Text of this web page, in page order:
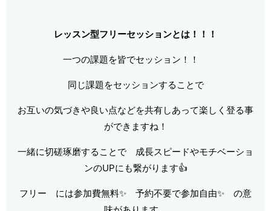
レッスン型フリーセッションとは！！！
一つの課題を皆でセッション！！
同じ課題をセッションすることで
お互いの気づきや良い点などを共有しあって楽しく登る事
ができますね！
一緒に切磋琢磨することで 成長スピードやモチベーショ
ンのUPにも繋がります👍
フリー には参加費無料✨ 予約不要で参加自由✨ の意